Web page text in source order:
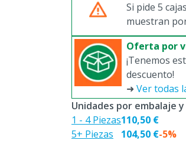
Si pide 5
muestran
Oferta por
¡Tenemos
descuento!
➜ Ver todas
Unidades por embalaje
1 - 4 Piezas
5+ Piezas
110,50 €
104,50 €-5%